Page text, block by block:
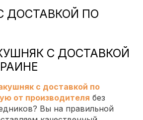
ДОСТАВКОЙ ПО
С ДОСТАВКОЙ
с доставкой по
от производителя без
Вы на правильной